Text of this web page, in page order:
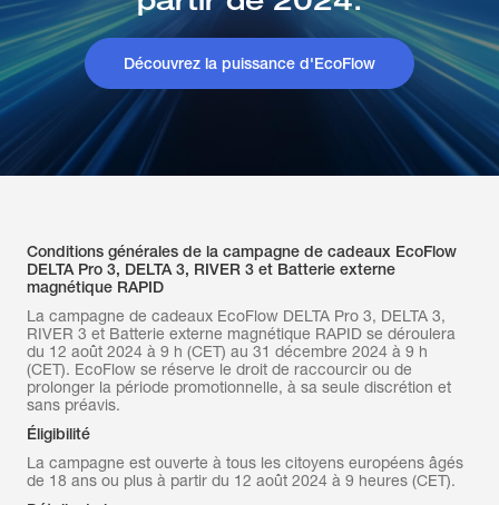
Découvrez la puissance d'EcoFlow
Conditions générales de la campagne de cadeaux EcoFlow
DELTA Pro 3, DELTA 3, RIVER 3 et Batterie externe
magnétique RAPID
La campagne de cadeaux EcoFlow DELTA Pro 3, DELTA 3,
RIVER 3 et Batterie externe magnétique RAPID se déroulera
du 12 août 2024 à 9 h (CET) au 31 décembre 2024 à 9 h
(CET). EcoFlow se réserve le droit de raccourcir ou de
prolonger la période promotionnelle, à sa seule discrétion et
sans préavis.
Éligibilité
La campagne est ouverte à tous les citoyens européens âgés
de 18 ans ou plus à partir du 12 août 2024 à 9 heures (CET).